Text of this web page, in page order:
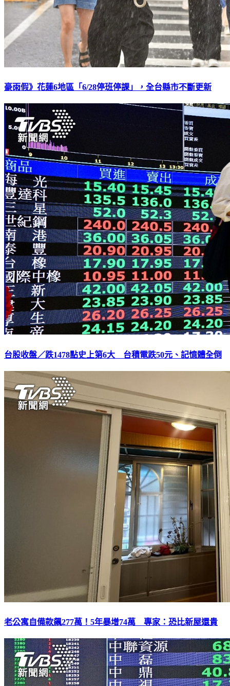
豪雨假》花蓮6地區「6/28停班停課」，全台縣市不斷更新
台股收盤／跌1478點史上第6大 台積電跌50元、記憶體全倒
老公寓自備款飆277萬！5年暴增74萬 專家：恐比新屋還貴